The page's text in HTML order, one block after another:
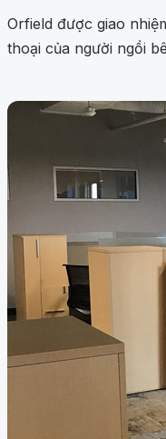
Orfield được giao
thoại của người ngồi